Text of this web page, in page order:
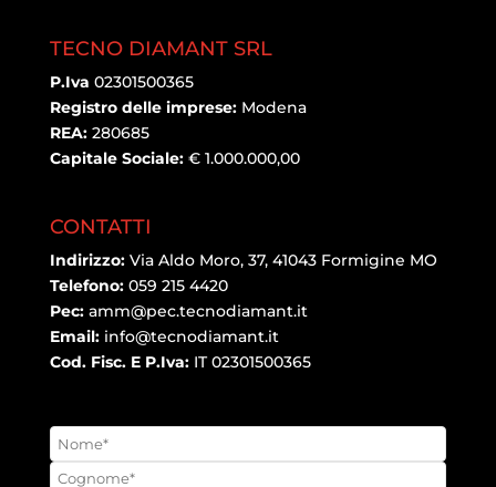
TECNO DIAMANT SRL
P.Iva 02301500365
Registro delle imprese:Modena
REA:280685
Capitale Sociale: € 1.000.000,00
CONTATTI
Indirizzo: Via Aldo Moro, 37, 41043 Formigine MO
Telefono: 059 215 4420
Pec: amm@pec.tecnodiamant.it
Email: info@tecnodiamant.it
Cod. Fisc. E P.Iva:IT 02301500365